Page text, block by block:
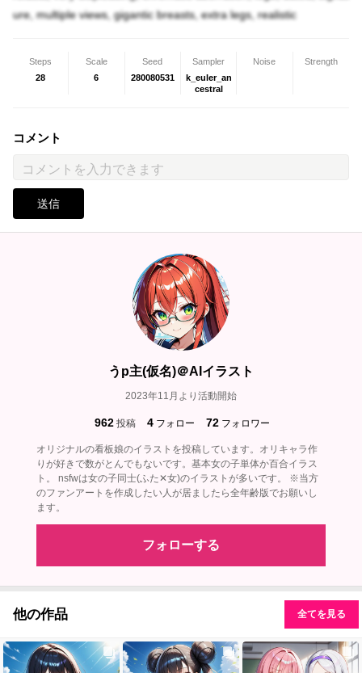
ure, multiple views, gigantic breasts, extra legs, realistic
Steps
28
Scale
6
Seed
280080531
Sampler
k_euler_an
cestral
Noise Strength
コメント
送信
うp主(仮名)＠AIイラスト
2023年11月より活動開始
962 投稿 4 フォロー 72 フォロワー
オリジナルの看板娘のイラストを投稿しています。オリキャラ作
りが好きで数がとんでもないです。基本女の子単体か百合イラス
ト。 nsfwは女の子同士(ふた✕女)のイラストが多いです。 ※当方
のファンアートを作成したい人が居ましたら全年齢版でお願いし
ます。
フォローする
他の作品 全てを見る